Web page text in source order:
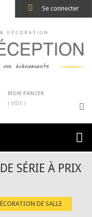
Se connecter
MON PANIER
( VIDE )
SÉRIE À PRIX
DE SALLE